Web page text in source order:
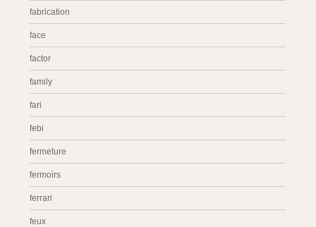
fabrication
face
factor
family
fari
febi
fermeture
fermoirs
ferrari
feux